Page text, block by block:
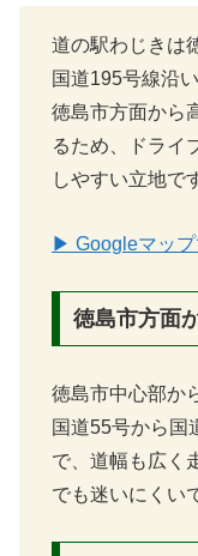
道の駅わじきは
国道195号線沿
徳島市方面から
るため、ドライ
しやすい立地で
▶ Googleマッ
徳島市方面
徳島市中心部か
国道55号から国
で、道幅も広く
でも迷いにくい